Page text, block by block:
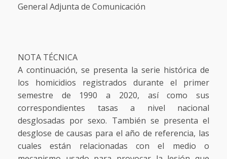
General Adjunta de Comunicación
NOTA TÉCNICA
A continuación, se presenta la serie histórica de
los homicidios registrados durante el primer
semestre de 1990 a 2020, así como sus
correspondientes tasas a nivel nacional
desglosadas por sexo. También se presenta el
desglose de causas para el año de referencia, las
cuales están relacionadas con el medio o